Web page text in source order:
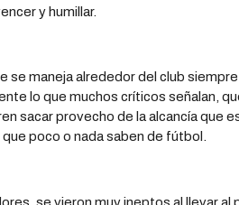
y humillar.
se maneja alrededor del club
lo que muchos críticos señalan,
sacar provecho de la alcancía que
poco o nada saben de fútbol.